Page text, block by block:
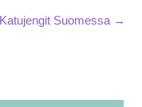
Katujengit Suomessa →